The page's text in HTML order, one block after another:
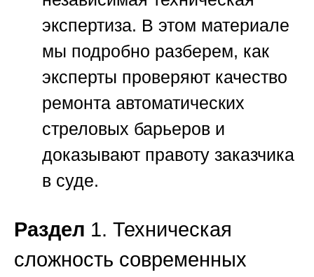
экспертиза. В этом материале
мы подробно разберем, как
эксперты проверяют качество
ремонта автоматических
стреловых барьеров и
доказывают правоту заказчика
в суде.
Раздел 1. Техническая
сложность современных